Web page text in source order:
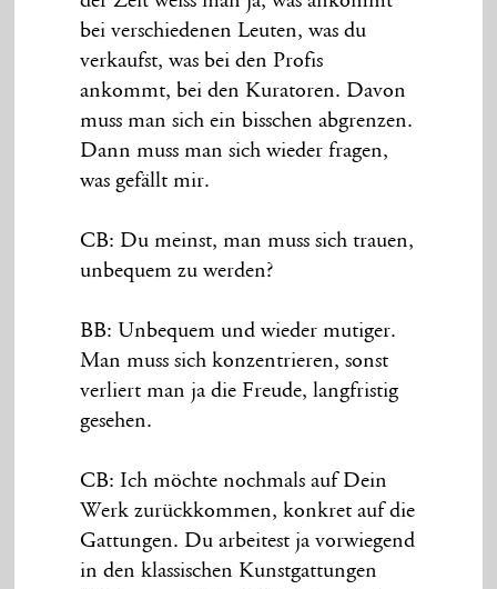
bei verschiedenen Leuten, was du
verkaufst, was bei den Profis
ankommt, bei den Kuratoren. Davon
muss man sich ein bisschen abgrenzen.
Dann muss man sich wieder fragen,
was gefällt mir.
CB: Du meinst, man muss sich trauen,
unbequem zu werden?
BB: Unbequem und wieder mutiger.
Man muss sich konzentrieren, sonst
verliert man ja die Freude, langfristig
gesehen.
CB: Ich möchte nochmals auf Dein
Werk zurückkommen, konkret auf die
Gattungen. Du arbeitest ja vorwiegend
in den klassischen Kunstgattungen